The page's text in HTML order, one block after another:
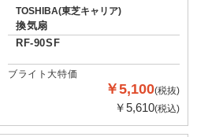
TOSHIBA(東芝キャリア)
換気扇
RF-90SF
ブライト大特価
￥5,100(税抜)
￥5,610(税込)